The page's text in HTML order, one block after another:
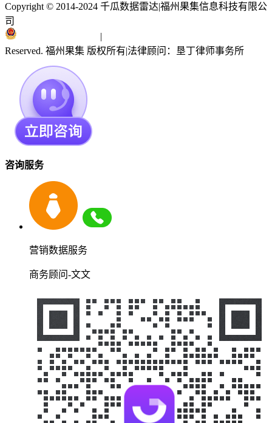
Copyright © 2014-2024 千瓜数据雷达|福州果集信息科技有限公
司
|
Reserved. 福州果集 版权所有|法律顾问：垦丁律师事务所
咨询服务
营销数据服务
商务顾问-文文